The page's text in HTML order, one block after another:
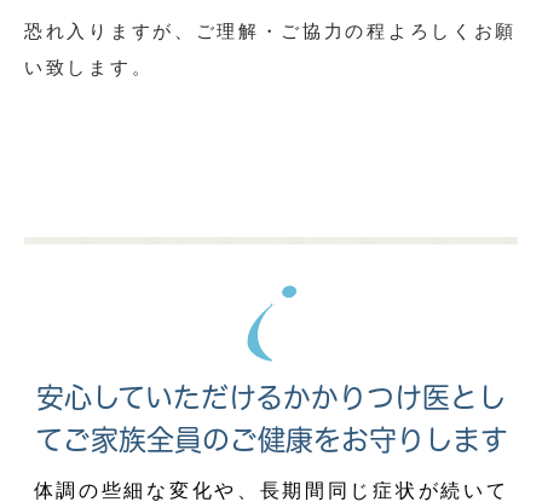
恐れ入りますが、ご理解・ご協力の程よろしくお願
い致します。
安心していただけるかかりつけ医とし
て ご家族全員のご健康をお守りします
体調の些細な変化や、長期間同じ症状が続いて